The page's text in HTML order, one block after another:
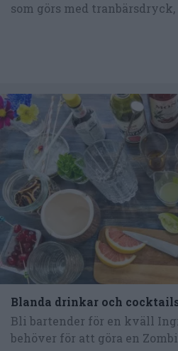
som görs med
Blanda drinkar och
Bli bartender för en kväll
behöver för att göra en